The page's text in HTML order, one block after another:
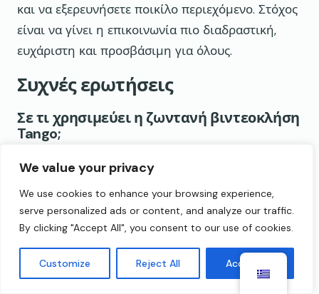
We value your privacy
We use cookies to enhance your browsing experience,
serve personalized ads or content, and analyze our traffic.
By clicking "Accept All", you consent to our use of cookies.
Customize Reject All Accept All
και να εξερευνήσετε ποικίλο περιεχόμενο. Στόχος
είναι να γίνει η επικοινωνία πιο διαδραστική,
ευχάριστη και προσβάσιμη για όλους.
Συχνές ερωτήσεις
Σε τι χρησιμεύει η ζωντανή βιντεοκλήση
Tango;
Το Tango Live Video Chat έχει σχεδιαστεί για
επικοινωνία και ψυχαγωγία σε πραγματικό χρόνο.
Οι χρήστες μπορούν να συνδεθούν μέσω
ζωντανών βιντεοκλήσεων, ομαδικών συνομιλιών
ή ζωντανής ροής 24/7 για να αλληλεπιδράσουν
με ανθρώπους από όλο τον κόσμο. Η εφαρμογή